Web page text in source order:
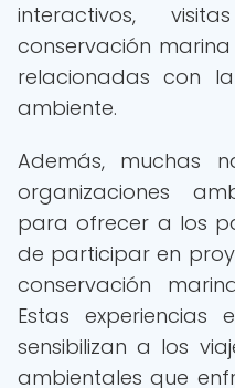
interactivos,
conservación
relacionadas con
ambiente.
Además, muchas
organizaciones
para ofrecer a los
de participar en
conservación
Estas experiencias
sensibilizan a los
ambientales que